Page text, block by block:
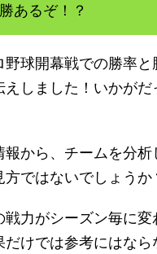
あるぞ！？
野球開幕戦での勝率と
しました！いかがだ
報から、チームを分析
ではないでしょうか
力がシーズン毎に変
だけでは参考にはなら